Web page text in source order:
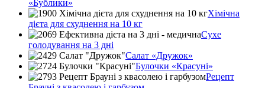
«Бублики»
Хімічна
дієта для схуднення на 10 кг
Сухе
голодування на 3 дні
Салат «Дружок»
Булочки «Красуні»
Рецепт